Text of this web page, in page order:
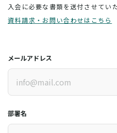
入会に必要な書類を送付させてい
資料請求・お問い合わせはこちら
メールアドレス
部署名